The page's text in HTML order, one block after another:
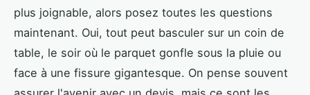
plus joignable, alors posez toutes les questions
maintenant. Oui, tout peut basculer sur un coin de
table, le soir où le parquet gonfle sous la pluie ou
face à une fissure gigantesque. On pense souvent